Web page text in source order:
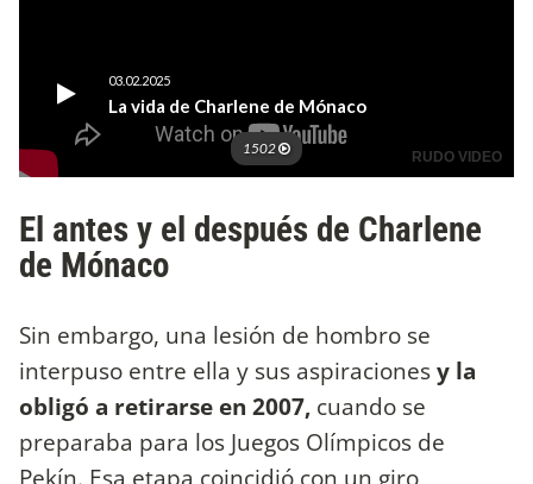
El antes y el después de Charlene
de Mónaco
Sin embargo, una lesión de hombro se
interpuso entre ella y sus aspiracionesy la
obligó a retirarse en 2007, cuando se
preparaba para los Juegos Olímpicos de
Pekín. Esa etapa coincidió con un giro